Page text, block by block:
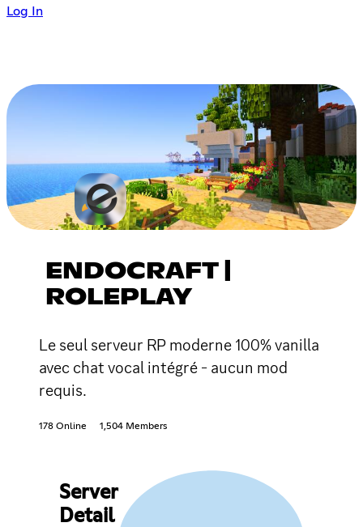
Log In
ENDOCRAFT |
ROLEPLAY
Le seul serveur RP moderne 100% vanilla
avec chat vocal intégré - aucun mod
requis.
178 Online 1,504 Members
Server
Detail